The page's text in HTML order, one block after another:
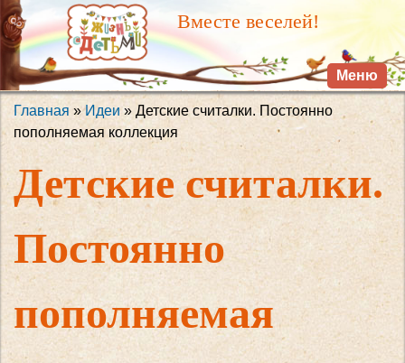
Перейти к
основному
содержанию
Вместе веселей!
Меню
Вы здесь
Главная »Идеи» Детские считалки. Постоянно
пополняемая коллекция
Детские считалки.
Постоянно
пополняемая